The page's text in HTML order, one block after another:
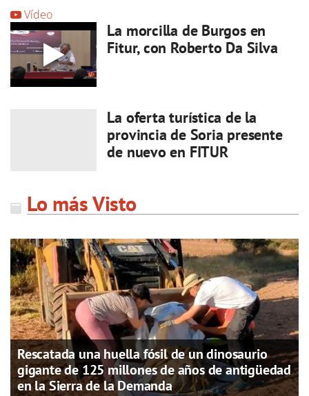
Vídeo
La morcilla de Burgos en
Fitur, con Roberto Da Silva
La oferta turística de la
provincia de Soria presente
de nuevo en FITUR
Lo más Visto
Rescatada una huella fósil de un dinosaurio
gigante de 125 millones de años de antigüedad
en la Sierra de la Demanda